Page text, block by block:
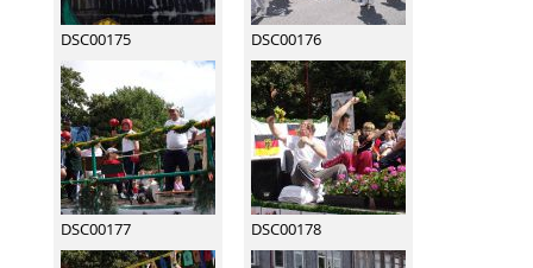
DSC00175 DSC00176
DSC00177 DSC00178